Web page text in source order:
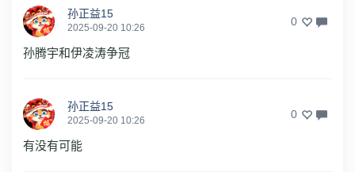
孙正益15
2025-09-20 10:26 0
孙腾宇和伊凌涛争冠
孙正益15
2025-09-20 10:26 0
有没有可能